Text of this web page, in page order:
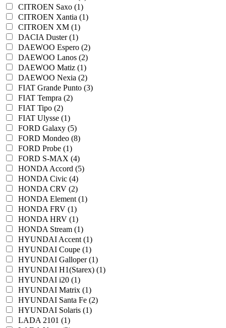
CITROEN Saxo (1)
CITROEN Xantia (1)
CITROEN XM (1)
DACIA Duster (1)
DAEWOO Espero (2)
DAEWOO Lanos (2)
DAEWOO Matiz (1)
DAEWOO Nexia (2)
FIAT Grande Punto (3)
FIAT Tempra (2)
FIAT Tipo (2)
FIAT Ulysse (1)
FORD Galaxy (5)
FORD Mondeo (8)
FORD Probe (1)
FORD S-MAX (4)
HONDA Accord (5)
HONDA Civic (4)
HONDA CRV (2)
HONDA Element (1)
HONDA FRV (1)
HONDA HRV (1)
HONDA Stream (1)
HYUNDAI Accent (1)
HYUNDAI Coupe (1)
HYUNDAI Galloper (1)
HYUNDAI H1(Starex) (1)
HYUNDAI i20 (1)
HYUNDAI Matrix (1)
HYUNDAI Santa Fe (2)
HYUNDAI Solaris (1)
LADA 2101 (1)